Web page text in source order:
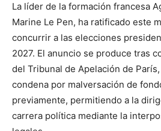
La líder de la formación francesa
Marine Le Pen, ha ratificado este
concurrir a las elecciones
2027. El anuncio se produce tras
del Tribunal de Apelación de
condena por malversación de
previamente, permitiendo a la
carrera política mediante la